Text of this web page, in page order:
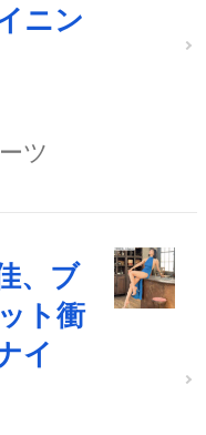
ニン
ツ
、ブ
ト衝
イ